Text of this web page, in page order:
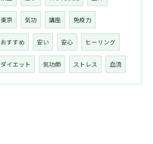
東京 気功 講座 免疫力
おすすめ 安い 安心 ヒーリング
ダイエット 気功師 ストレス 血流